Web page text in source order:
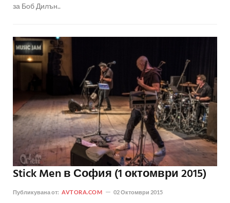
за Боб Дилън..
Stick Men в София (1 октомври 2015)
Публикувана от: AVTORA.COM 02 Октомври 2015